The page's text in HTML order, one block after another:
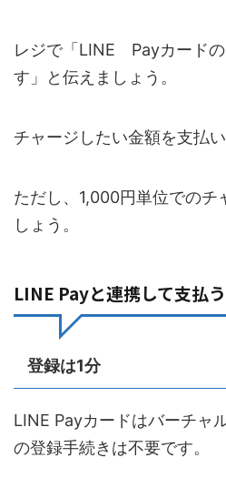
レジで「LINE Payカードの
す」と伝えましょう。
チャージしたい金額を支払
ただし、1,000円単位でのチ
しょう。
LINE Payと連携して支払
登録は1分
LINE Payカードはバーチャ
の登録手続きは不要です。